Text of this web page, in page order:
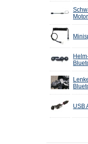
USB